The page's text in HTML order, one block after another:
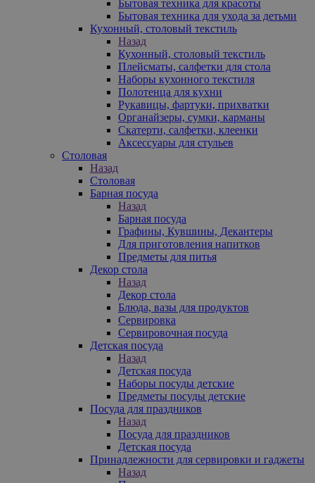
Бытовая техника для красоты
Бытовая техника для ухода за детьми
Кухонный, столовый текстиль
Назад
Кухонный, столовый текстиль
Плейсматы, салфетки для стола
Наборы кухонного текстиля
Полотенца для кухни
Рукавицы, фартуки, прихватки
Органайзеры, сумки, карманы
Скатерти, салфетки, клеенки
Аксессуары для стульев
Столовая
Назад
Столовая
Барная посуда
Назад
Барная посуда
Графины, Кувшины, Декантеры
Для приготовления напитков
Предметы для питья
Декор стола
Назад
Декор стола
Блюда, вазы для продуктов
Сервировка
Сервировочная посуда
Детская посуда
Назад
Детская посуда
Наборы посуды детские
Предметы посуды детские
Посуда для праздников
Назад
Посуда для праздников
Детская посуда
Принадлежности для сервировки и гаджеты
Назад